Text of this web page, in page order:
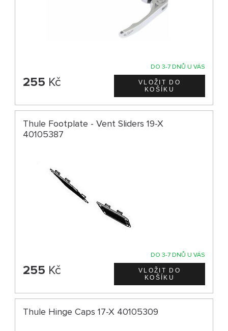
DO 3-7 DNŮ U VÁS
255 Kč
Thule Footplate - Vent Sliders 19-X
40105387
DO 3-7 DNŮ U VÁS
255 Kč
Thule Hinge Caps 17-X 40105309